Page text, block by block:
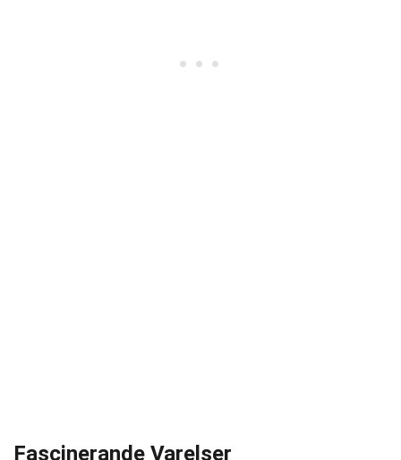
Fascinerande Varelser